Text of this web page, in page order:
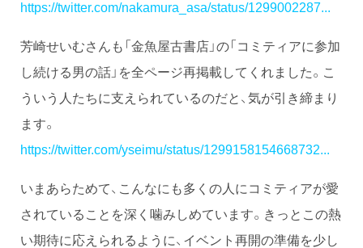
https://twitter.com/nakamura_asa/status/1299002287...
芳崎せいむさんも「金魚屋古書店」の「コミティアに参加
し続ける男の話」を全ページ再掲載してくれました。こ
ういう人たちに支えられているのだと、気が引き締まり
ます。
https://twitter.com/yseimu/status/1299158154668732...
いまあらためて、こんなにも多くの人にコミティアが愛
されていることを深く噛みしめています。きっとこの熱
い期待に応えられるように、イベント再開の準備を少し